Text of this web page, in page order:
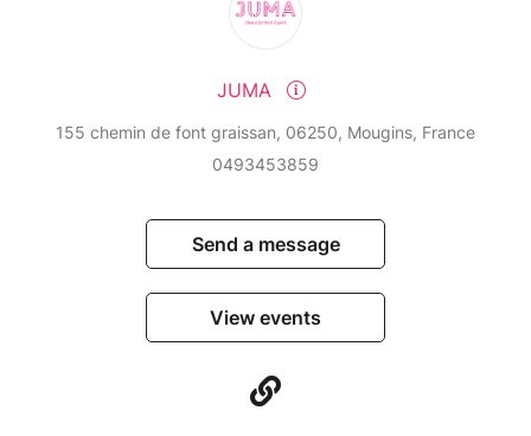
JUMA
155 chemin de font graissan, 06250, Mougins, France
0493453859
Send a message
View events